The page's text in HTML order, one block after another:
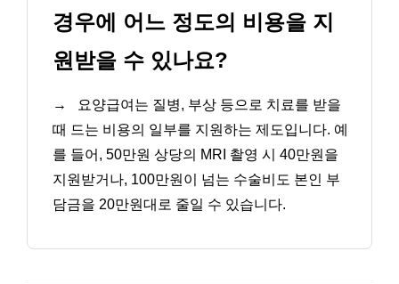
경우에 어느 정도의 비용을 지
원받을 수 있나요?
→
요양급여는 질병, 부상 등으로 치료를 받을
때 드는 비용의 일부를 지원하는 제도입니다. 예
를 들어, 50만원 상당의 MRI 촬영 시 40만원을
지원받거나, 100만원이 넘는 수술비도 본인 부
담금을 20만원대로 줄일 수 있습니다.